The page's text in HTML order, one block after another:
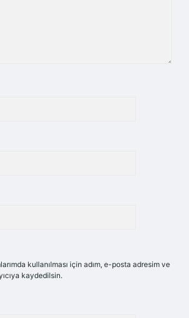
kullanılması için adım, e-posta adresim ve
kaydedilsin.